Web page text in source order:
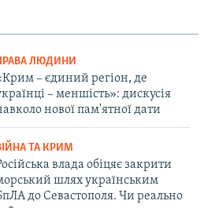
ЛЮДИНИ
– єдиний регіон, де
– меншість»: дискусія
нової пам'ятної дати
ТА КРИМ
влада обіцяє закрити
шлях українським
до Севастополя. Чи реально